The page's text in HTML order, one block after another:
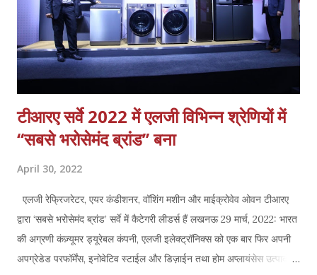
टीआरए सर्वे 2022 में एलजी विभिन्न श्रेणियों में
‘‘सबसे भरोसेमंद ब्रांड’’ बना
April 30, 2022
एलजी रेफ्रिजरेटर, एयर कंडीशनर, वॉशिंग मशीन और माईक्रोवेव ओवन टीआरए
द्वारा ‘सबसे भरोसेमंद ब्रांड’ सर्वे में कैटेगरी लीडर्स हैं लखनऊ 29 मार्च, 2022: भारत
की अग्रणी कंज़्यूमर ड्यूरेबल कंपनी, एलजी इलेक्ट्रॉनिक्स को एक बार फिर अपनी
अपग्रेडेड परफॉर्मेंस, इनोवेटिव स्टाईल और डिज़ाईन तथा होम अप्लायंसेस उत्पादों के